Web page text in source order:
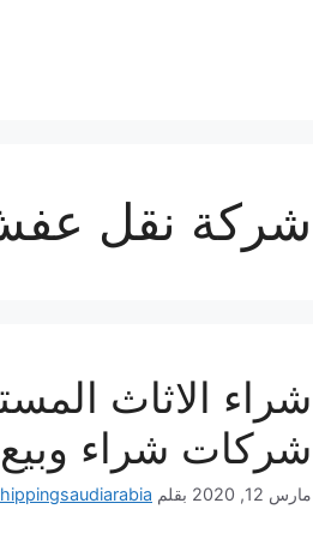
شركة نقل
شراء الاثاث
شركات شراء وبيع
مارس 12, 2020 بقلم